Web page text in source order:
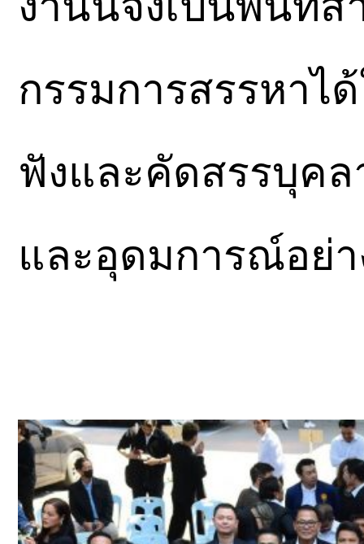
กรรมการสรรหา
ฟังและคัดสรรบุค
และอุดมการณ์อย่า